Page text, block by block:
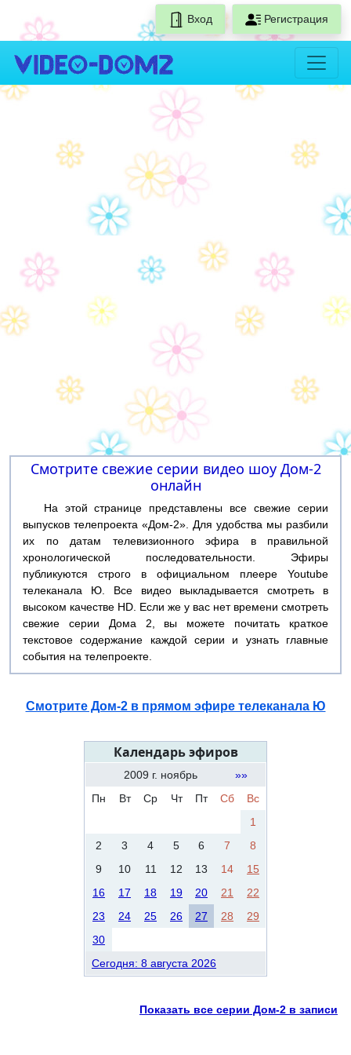
Вход Регистрация
Смотрите свежие серии видео шоу Дом-2
онлайн
На этой странице представлены все свежие серии
выпусков телепроекта «Дом-2». Для удобства мы разбили
их по датам телевизионного эфира в правильной
хронологической последовательности. Эфиры
публикуются строго в официальном плеере Youtube
телеканала Ю. Все видео выкладывается смотреть в
высоком качестве HD. Если же у вас нет времени смотреть
свежие серии Дома 2, вы можете почитать краткое
текстовое содержание каждой серии и узнать главные
события на телепроекте.
Смотрите Дом-2 в прямом эфире телеканала Ю
Календарь эфиров
2009 г. ноябрь
»»
Пн
Вт Ср Чт Пт Сб
Вс
1
2
3 4 5 6 7
8
9
10 11 12 13 14
15
16
17 18 19 20 21
22
23
24 25 26 27 28
29
30
Сегодня: 8 августа 2026
Показать все серии Дом-2 в записи